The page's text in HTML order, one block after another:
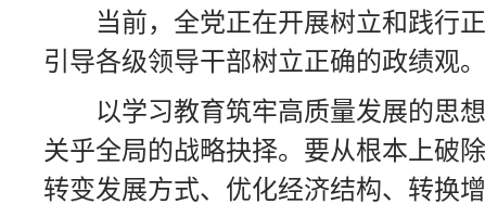
当前，全党正在开展树立和践行
引导各级领导干部树立正确的政绩观。
以学习教育筑牢高质量发展的思
关乎全局的战略抉择。要从根本上破
转变发展方式、优化经济结构、转换增